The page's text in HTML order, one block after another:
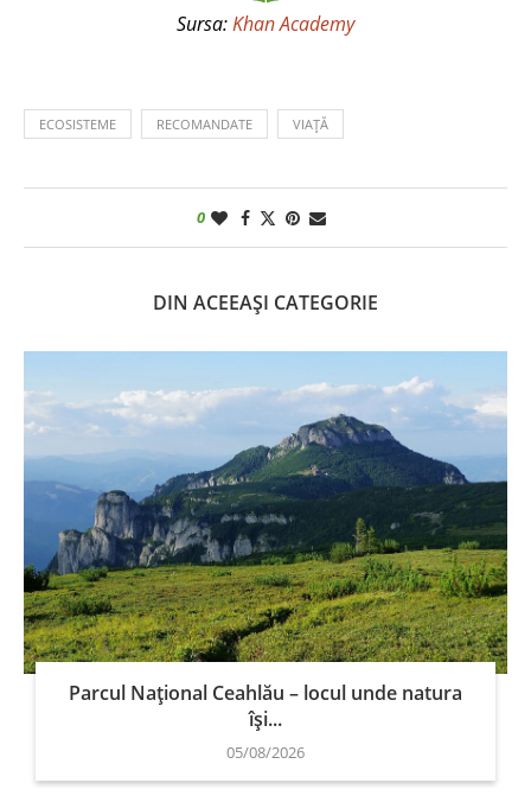
Sursa:Khan Academy
ECOSISTEME RECOMANDATE VIAȚĂ
0
DIN ACEEAȘI CATEGORIE
Parcul Național Ceahlău – locul unde natura
își...
05/08/2026